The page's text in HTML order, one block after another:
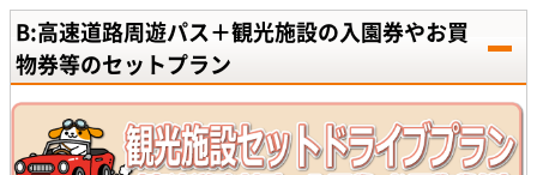
B:高速道路周遊パス＋観光施設の入園券やお買
物券等のセットプラン